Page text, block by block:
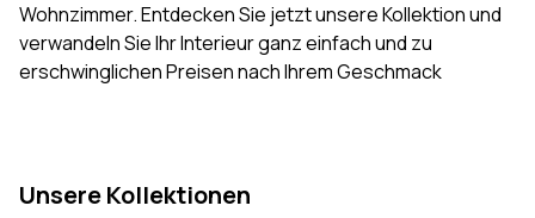
Wohnzimmer. Entdecken Sie jetzt unsere Kollektion und
verwandeln Sie Ihr Interieur ganz einfach und zu
erschwinglichen Preisen nach Ihrem Geschmack
Unsere Kollektionen